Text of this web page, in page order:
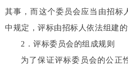
其事，而这个委员会应当由招标
中规定，评标由招标人依法组建的
2 ．评标委员会的组成规则
为了保证评标委员会的公正